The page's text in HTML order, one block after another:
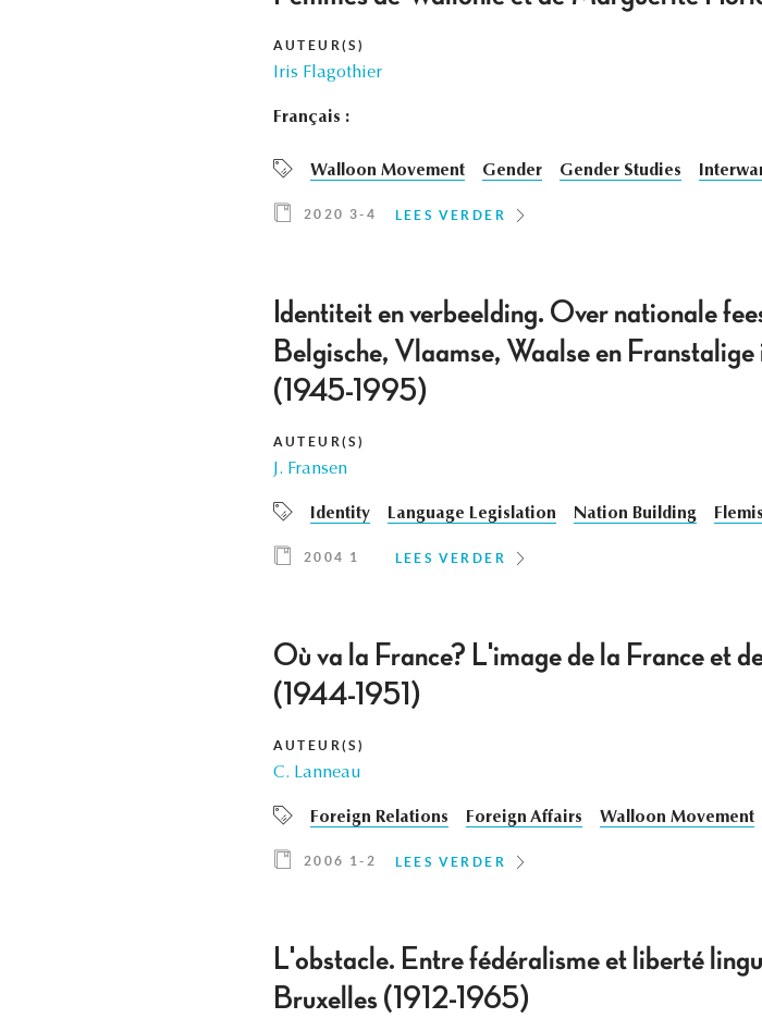
AUTEUR(S)
Iris Flagothier
Français :
Walloon Movement Gender Gender Studies
2020 3-4 LEES VERDER
Identiteit en verbeelding. Over nationale
Belgische, Vlaamse, Waalse en
(1945-1995)
AUTEUR(S)
J. Fransen
Identity Language Legislation Nation Building
2004 1 LEES VERDER
Où va la France? L'image de la France et
(1944-1951)
AUTEUR(S)
C. Lanneau
Foreign Relations Foreign Affairs Walloon Movement
2006 1-2 LEES VERDER
L'obstacle. Entre fédéralisme et liberté
Bruxelles (1912-1965)